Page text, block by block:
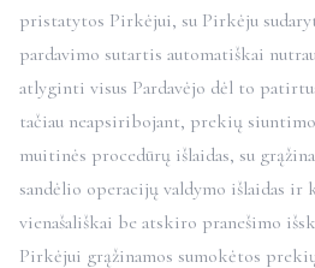
pristatytos Pirkėjui, su Pirkėju
pardavimo sutartis automatiškai
atlyginti visus Pardavėjo dėl to
tačiau neapsiribojant, prekių
muitinės procedūrų išlaidas, su
sandėlio operacijų valdymo išlaidas ir
vienašališkai be atskiro pranešimo
Pirkėjui grąžinamos sumokėtos